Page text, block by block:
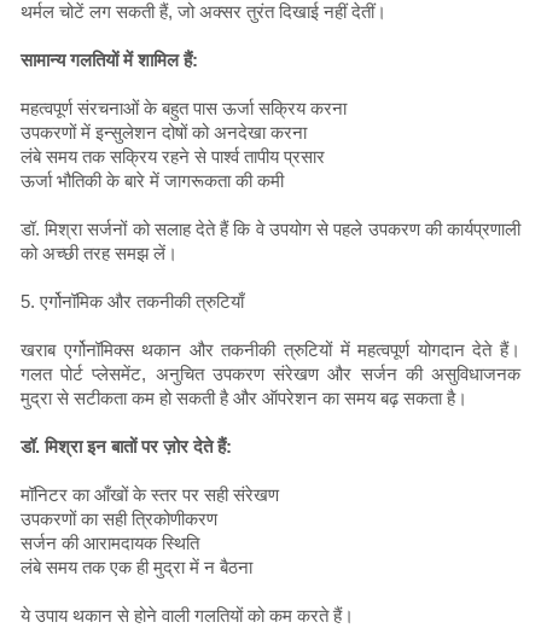
थर्मल चोटें लग सकती हैं, जो अक्सर तुरंत दिखाई नहीं देतीं।
सामान्य गलतियों में शामिल हैं:
महत्वपूर्ण संरचनाओं के बहुत पास ऊर्जा सक्रिय करना
उपकरणों में इन्सुलेशन दोषों को अनदेखा करना
लंबे समय तक सक्रिय रहने से पार्श्व तापीय प्रसार
ऊर्जा भौतिकी के बारे में जागरूकता की कमी
डॉ. मिश्रा सर्जनों को सलाह देते हैं कि वे उपयोग से पहले उपकरण की कार्यप्रणाली
को अच्छी तरह समझ लें।
5. एर्गोनॉमिक और तकनीकी त्रुटियाँ
खराब एर्गोनॉमिक्स थकान और तकनीकी त्रुटियों में महत्वपूर्ण योगदान देते हैं।
गलत पोर्ट प्लेसमेंट, अनुचित उपकरण संरेखण और सर्जन की असुविधाजनक
मुद्रा से सटीकता कम हो सकती है और ऑपरेशन का समय बढ़ सकता है।
डॉ. मिश्रा इन बातों पर ज़ोर देते हैं:
मॉनिटर का आँखों के स्तर पर सही संरेखण
उपकरणों का सही त्रिकोणीकरण
सर्जन की आरामदायक स्थिति
लंबे समय तक एक ही मुद्रा में न बैठना
ये उपाय थकान से होने वाली गलतियों को कम करते हैं।